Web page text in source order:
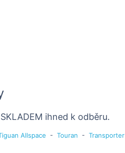
ihned k odběru.
Allspace - Touran - Transporter